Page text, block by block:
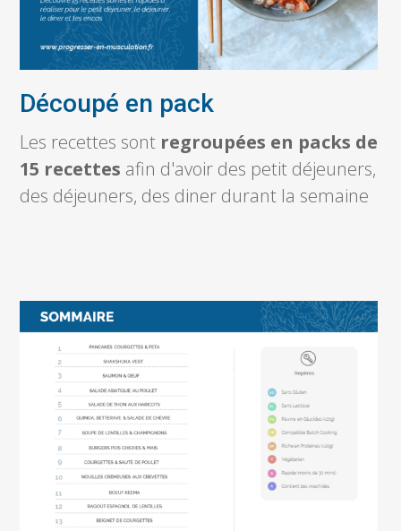
Découpé en pack
Les recettes sont regroupées en packs de
15 recettes afin d'avoir des petit déjeuners,
des déjeuners, des diner durant la semaine